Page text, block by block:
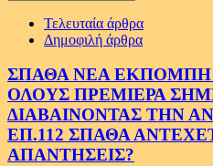
Τελευταία άρθρα
Δημοφιλή άρθρα
ΣΠΑΘΑ ΝΕΑ ΕΚΠΟΜΠΗ
ΟΛΟΥΣ ΠΡΕΜΙΕΡΑ
ΔΙΑΒΑΙΝΟΝΤΑΣ ΤΗΝ
ΕΠ.112 ΣΠΑΘΑ
ΑΠΑΝΤΗΣΕΙΣ?